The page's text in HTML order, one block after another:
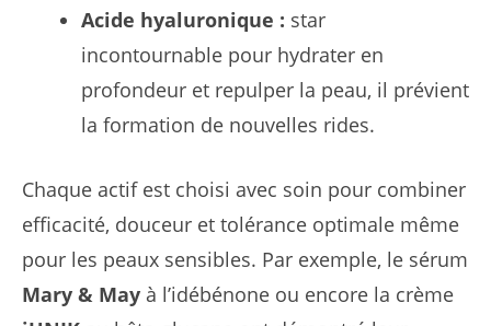
Acide hyaluronique : star
incontournable pour hydrater en
profondeur et repulper la peau, il prévient
la formation de nouvelles rides.
Chaque actif est choisi avec soin pour combiner
efficacité, douceur et tolérance optimale même
pour les peaux sensibles. Par exemple, le sérum
Mary & May à l’idébénone ou encore la crème